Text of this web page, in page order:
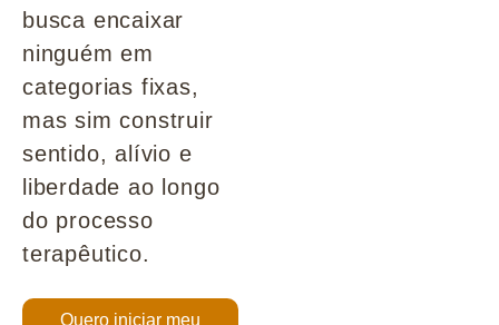
busca encaixar
ninguém em
categorias fixas,
mas sim construir
sentido, alívio e
liberdade ao longo
do processo
terapêutico.
Quero iniciar meu